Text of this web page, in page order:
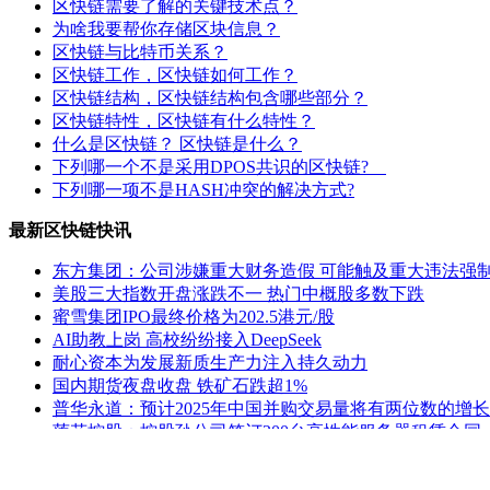
区快链需要了解的关键技术点？
为啥我要帮你存储区块信息？
区快链与比特币关系？
区快链工作，区快链如何工作？
区快链结构，区快链结构包含哪些部分？
区快链特性，区快链有什么特性？
什么是区快链？ 区快链是什么？
下列哪一个不是采用DPOS共识的区快链?
下列哪一项不是HASH冲突的解决方式?
最新区快链快讯
东方集团：公司涉嫌重大财务造假 可能触及重大违法强
美股三大指数开盘涨跌不一 热门中概股多数下跌
蜜雪集团IPO最终价格为202.5港元/股
AI助教上岗 高校纷纷接入DeepSeek
耐心资本为发展新质生产力注入持久动力
国内期货夜盘收盘 铁矿石跌超1%
普华永道：预计2025年中国并购交易量将有两位数的增长
莲花控股：控股孙公司签订200台高性能服务器租赁合同